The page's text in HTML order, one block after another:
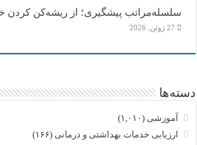
سلسله‌مراتب پیشگیری؛ از ریشه‌کن کردن
27 ژوئن, 2026
دسته‌ها
آموزشی (۱,۰۱۰)
ارزیابی خدمات بهداشتی و درمانی (۱۶۶)